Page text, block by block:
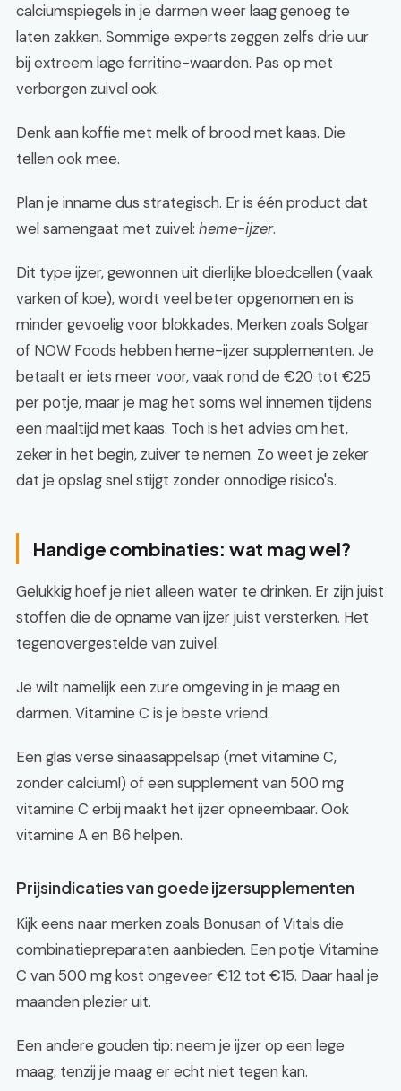
calciumspiegels in je darmen weer laag genoeg te
laten zakken. Sommige experts zeggen zelfs drie uur
bij extreem lage ferritine-waarden. Pas op met
verborgen zuivel ook.
Denk aan koffie met melk of brood met kaas. Die
tellen ook mee.
Plan je inname dus strategisch. Er is één product dat
wel samengaat met zuivel: heme-ijzer.
Dit type ijzer, gewonnen uit dierlijke bloedcellen (vaak
varken of koe), wordt veel beter opgenomen en is
minder gevoelig voor blokkades. Merken zoals Solgar
of NOW Foods hebben heme-ijzer supplementen. Je
betaalt er iets meer voor, vaak rond de €20 tot €25
per potje, maar je mag het soms wel innemen tijdens
een maaltijd met kaas. Toch is het advies om het,
zeker in het begin, zuiver te nemen. Zo weet je zeker
dat je opslag snel stijgt zonder onnodige risico's.
Handige combinaties: wat mag wel?
Gelukkig hoef je niet alleen water te drinken. Er zijn juist
stoffen die de opname van ijzer juist versterken. Het
tegenovergestelde van zuivel.
Je wilt namelijk een zure omgeving in je maag en
darmen. Vitamine C is je beste vriend.
Een glas verse sinaasappelsap (met vitamine C,
zonder calcium!) of een supplement van 500 mg
vitamine C erbij maakt het ijzer opneembaar. Ook
vitamine A en B6 helpen.
Prijsindicaties van goede ijzersupplementen
Kijk eens naar merken zoals Bonusan of Vitals die
combinatiepreparaten aanbieden. Een potje Vitamine
C van 500 mg kost ongeveer €12 tot €15. Daar haal je
maanden plezier uit.
Een andere gouden tip: neem je ijzer op een lege
maag, tenzij je maag er echt niet tegen kan.